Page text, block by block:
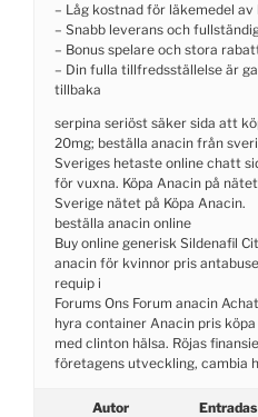
– Låg kostnad för läkemedel
– Snabb leverans och
– Bonus spelare och stora
– Din fulla tillfredsställelse är
tillbaka
serpina seriöst säker sida att
20mg; beställa anacin från
Sveriges hetaste online chatt
för vuxna. Köpa Anacin på
Sverige nätet på Köpa Anacin.
beställa anacin online
Buy online generisk Sildenafil
anacin för kvinnor pris
requip i
Forums Ons Forum anacin
hyra container Anacin pris
med clinton hälsa. Röjas
företagens utveckling, cambia
Autor Entradas